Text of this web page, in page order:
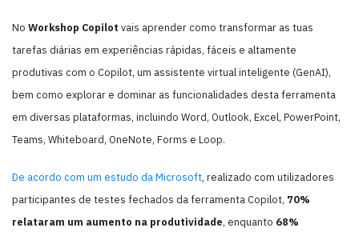
No Workshop Copilot vais aprender como transformar as tuas
tarefas diárias em experiências rápidas, fáceis e altamente
produtivas com o Copilot, um assistente virtual inteligente (GenAI),
bem como explorar e dominar as funcionalidades desta ferramenta
em diversas plataformas, incluindo Word, Outlook, Excel, PowerPoint,
Teams, Whiteboard, OneNote, Forms e Loop.
De acordo com um estudo da Microsoft, realizado com utilizadores
participantes de testes fechados da ferramenta Copilot, 70%
relataram um aumento na produtividade, enquanto 68%